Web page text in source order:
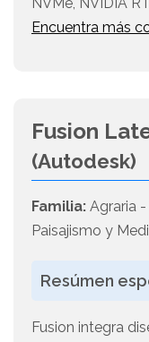
Encuentra más
Fusion
(Autodesk)
Familia: Agraria -
Paisajismo y
Resúmen
Fusion integra